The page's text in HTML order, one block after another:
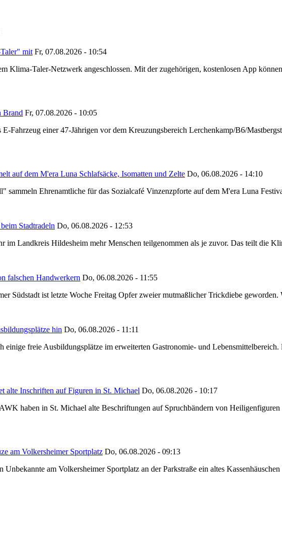
mit Fr, 07.08.2026 - 10:54
Klima-Taler-Netzwerk angeschlossen. Mit der zugehörigen, kostenlosen App
Brand Fr, 07.08.2026 - 10:05
E-Fahrzeug einer 47-Jährigen vor dem Kreuzungsbereich Lerchenkamp/B6/
auf dem M'era Luna Schlafsäcke, Isomatten und Zelte Do, 06.08.2026 - 14:10
sammeln Ehrenamtliche für das Sozialcafé Vinzenzpforte auf dem M'era Luna
Stadtradeln Do, 06.08.2026 - 12:53
im Landkreis Hildesheim mehr Menschen teilgenommen als je zuvor. Das teilt die
falschen Handwerkern Do, 06.08.2026 - 11:55
Südstadt ist letzte Woche Freitag Opfer zweier mutmaßlicher Trickdiebe
hin Do, 06.08.2026 - 11:11
einige freie Ausbildungsplätze im erweiterten Gastronomie- und
alte Inschriften auf Figuren in St. Michael Do, 06.08.2026 - 10:17
haben in St. Michael alte Beschriftungen auf Spruchbändern von
am Volkersheimer Sportplatz Do, 06.08.2026 - 09:13
am Volkersheimer Sportplatz an der Parkstraße ein altes